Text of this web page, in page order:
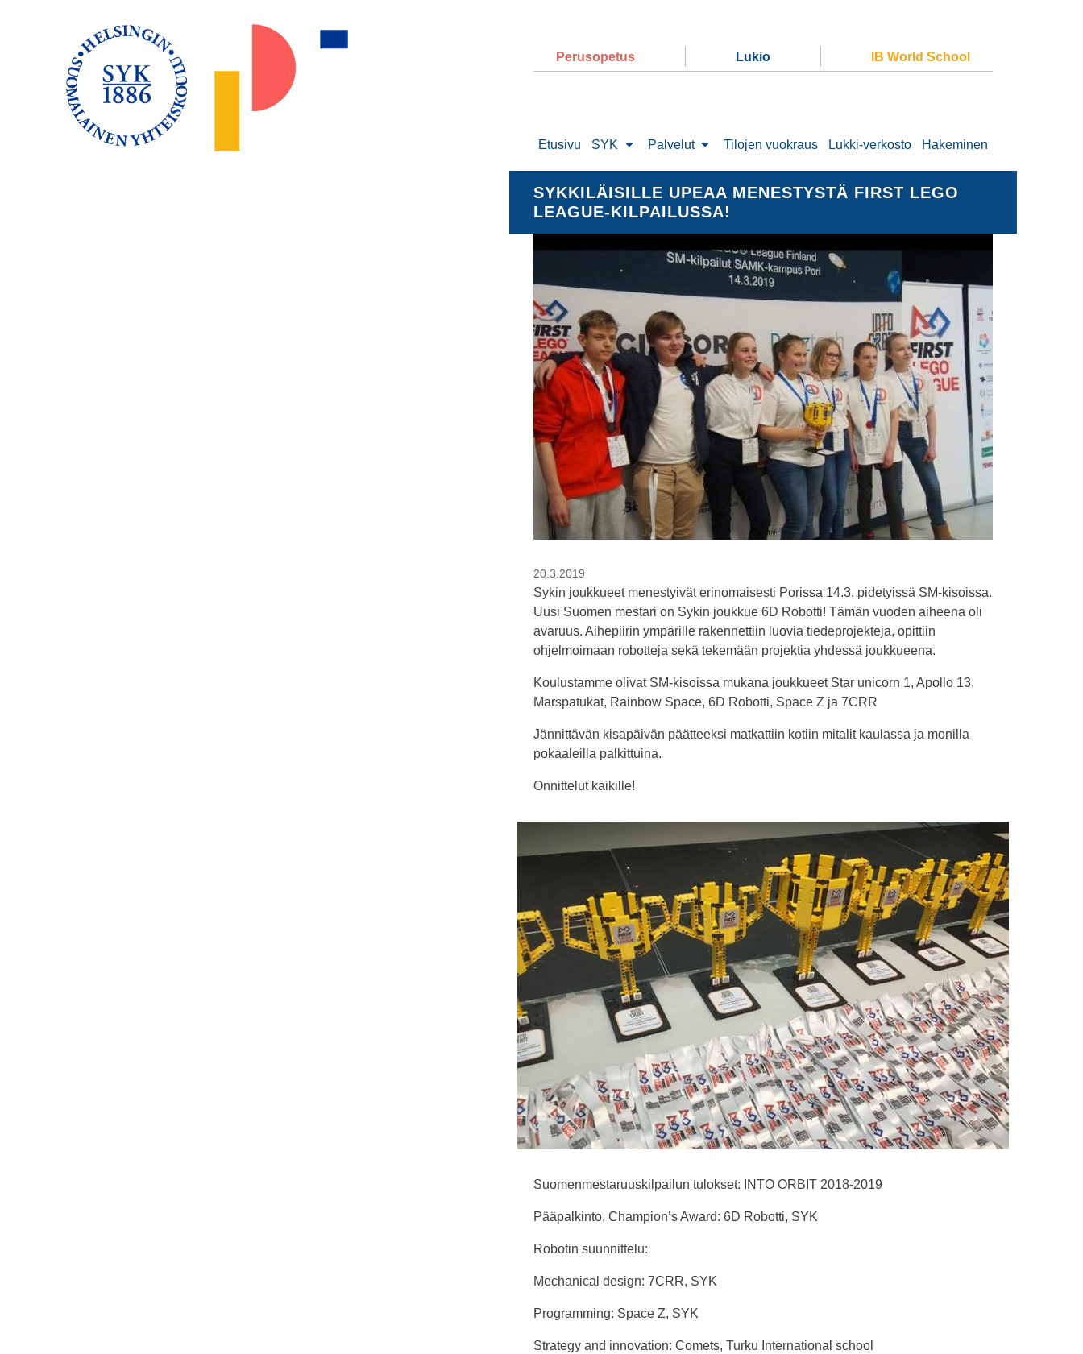
Perusopetus Lukio IB World School
Etusivu SYK Palvelut Tilojen vuokraus Lukki-verkosto Hakeminen
SYKKILÄISILLE UPEAA MENESTYSTÄ FIRST LEGO
LEAGUE-KILPAILUSSA!
20.3.2019
Sykin joukkueet menestyivät erinomaisesti Porissa 14.3. pidetyissä SM-kisoissa.
Uusi Suomen mestari on Sykin joukkue 6D Robotti! Tämän vuoden aiheena oli
avaruus. Aihepiirin ympärille rakennettiin luovia tiedeprojekteja, opittiin
ohjelmoimaan robotteja sekä tekemään projektia yhdessä joukkueena.
Koulustamme olivat SM-kisoissa mukana joukkueet Star unicorn 1, Apollo 13,
Marspatukat, Rainbow Space, 6D Robotti, Space Z ja 7CRR
Jännittävän kisapäivän päätteeksi matkattiin kotiin mitalit kaulassa ja monilla
pokaaleilla palkittuina.
Onnittelut kaikille!
Suomenmestaruuskilpailun tulokset: INTO ORBIT 2018-2019
Pääpalkinto, Champion’s Award: 6D Robotti, SYK
Robotin suunnittelu:
Mechanical design: 7CRR, SYK
Programming: Space Z, SYK
Strategy and innovation: Comets, Turku International school